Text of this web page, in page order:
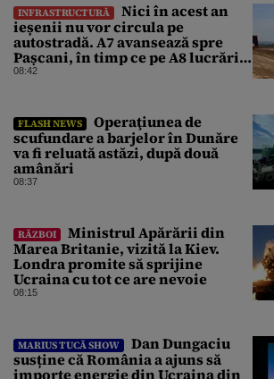
INFRASTRUCTURĂ
Nici în acest an
ieșenii nu vor circula pe
autostradă. A7 avansează spre
Pașcani, în timp ce pe A8 lucrările
întârzie
08:42
FLASH NEWS
Operaţiunea de
scufundare a barjelor în Dunăre
va fi reluată astăzi, după două
amânări
08:37
RĂZBOI
Ministrul Apărării din
Marea Britanie, vizită la Kiev.
Londra promite să sprijine
Ucraina cu tot ce are nevoie
08:15
MARIUS TUCĂ SHOW
Dan Dungaciu
susține că România a ajuns să
importe energie din Ucraina din